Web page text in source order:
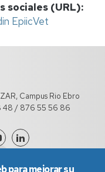
sociales (URL)
EpiicVet
Campus Rio Ebro
48 / 876 55 56 86
para mejorar su